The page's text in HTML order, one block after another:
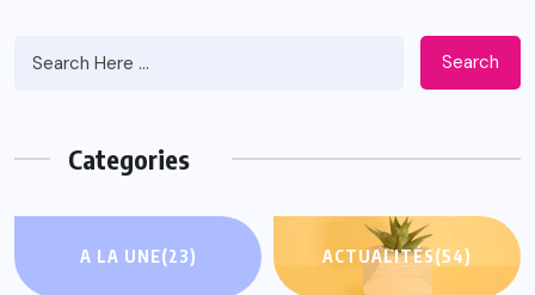
Search
Categories
A LA UNE(23) ACTUALITÉS(54)